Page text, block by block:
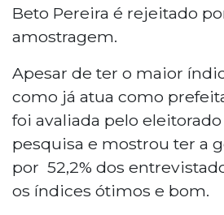
Beto Pereira é rejeitado
amostragem.
Apesar de ter o maior
como já atua como
foi avaliada pelo
pesquisa e mostrou ter a
por 52,2% dos
os índices ótimos e bom.